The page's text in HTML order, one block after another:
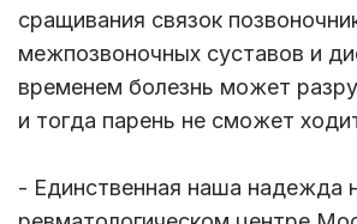
сращивания связок
межпозвоночных суставов и
временем болезнь может
и тогда парень не сможет
- Единственная наша надежда